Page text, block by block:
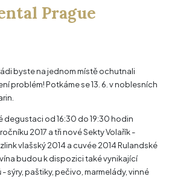
Prague
byste na jednom místě ochutnali
problém! Potkáme se 13. 6. v noblesních
degustaci od 16:30 do 19:30 hodin
2017 a tři nové Sekty Volařík -
vlašský 2014 a cuvée 2014 Rulandské
budou k dispozici také vynikající
sýry, paštiky, pečivo, marmelády, vinné